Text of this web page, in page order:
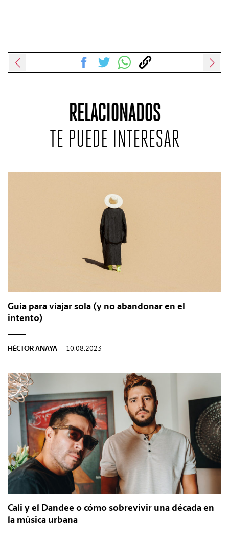
RELACIONADOS
TE PUEDE INTERESAR
Guía para viajar sola (y no abandonar en el
intento)
HÉCTOR ANAYA | 10.08.2023
Cali y el Dandee o cómo sobrevivir una década en
la música urbana